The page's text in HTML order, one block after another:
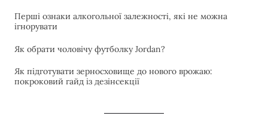
Перші ознаки алкогольної залежності, які не можна
ігнорувати
Як обрати чоловічу футболку Jordan?
Як підготувати зерносховище до нового врожаю:
покроковий гайд із дезінсекції